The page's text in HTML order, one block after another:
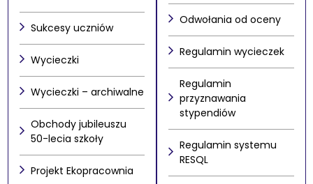
Sukcesy uczniów
Wycieczki
Wycieczki – archiwalne
Obchody jubileuszu
50-lecia szkoły
Projekt Ekopracownia
Odwołania od oceny
Regulamin wycieczek
Regulamin
przyznawania
stypendiów
Regulamin systemu
RESQL